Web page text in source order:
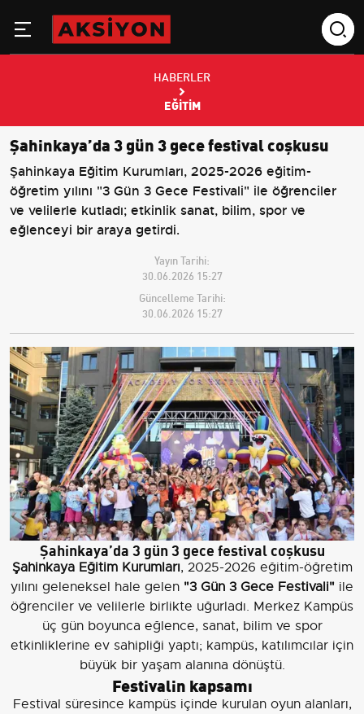
HABERLER
EĞITIM
Şahinkaya’da 3 gün 3 gece festival coşkusu
Şahinkaya Eğitim Kurumları, 2025-2026 eğitim-
öğretim yılını "3 Gün 3 Gece Festivali" ile öğrenciler
ve velilerle kutladı; etkinlik sanat, bilim, spor ve
eğlenceyi bir araya getirdi.
Yayın Tarihi:
30.06.2026 15:27
Güncelleme Tarihi:
30.06.2026 15:27
Şahinkaya’da 3 gün 3 gece festival coşkusu
Şahinkaya Eğitim Kurumları, 2025-2026 eğitim-öğretim
yılını geleneksel hale gelen "3 Gün 3 Gece Festivali" ile
öğrenciler ve velilerle birlikte uğurladı. Merkez Kampüs
üç gün boyunca eğlence, sanat, bilim ve spor
etkinliklerine ev sahipliği yaptı; kampüs, katılımcılar için
büyük bir yaşam alanına dönüştü.
Festivalin kapsamı
Festival süresince kampüs içinde kurulan oyun alanları,